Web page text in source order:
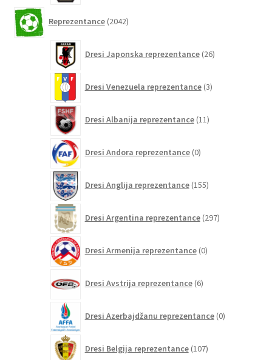
Reprezentance 2042izdelkov
Dresi Japonska reprezentance 26izdelkov
Dresi Venezuela reprezentance 3izdelki
Dresi Albanija reprezentance 11izdelkov
Dresi Andora reprezentance 0izdelkov
Dresi Anglija reprezentance 155izdelkov
Dresi Argentina reprezentance 297izdelkov
Dresi Armenija reprezentance 0izdelkov
Dresi Avstrija reprezentance 6izdelkov
Dresi Azerbajdžanu reprezentance 0izdelkov
Dresi Belgija reprezentance 107izdelkov